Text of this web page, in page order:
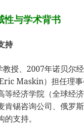
性与学术背书
持
教授、2007年诺贝尔
Maskin）担任理
等经济学院（全球经济
肯锡咨询公司、俄罗
支持。